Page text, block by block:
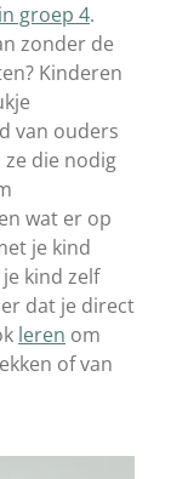
groep 4.
zonder de
Kinderen
van ouders
die nodig
wat er op
je kind
kind zelf
dat je direct
leren om
of van